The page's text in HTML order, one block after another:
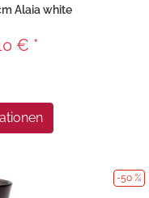
Alaia white
€ *
-50 %